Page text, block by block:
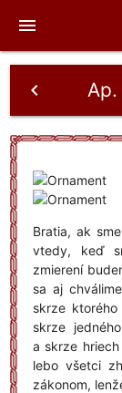
menu
chevron_left
Bratia, ak
vtedy, keď
zmierení
sa aj
skrze
skrze
a skrze
lebo všetci
zákonom,